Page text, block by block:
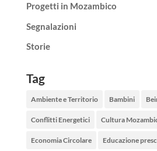
Progetti in Mozambico
Segnalazioni
Storie
Tag
Ambiente e Territorio Bambini
Conflitti Energetici Cultura
Economia Circolare Educazione